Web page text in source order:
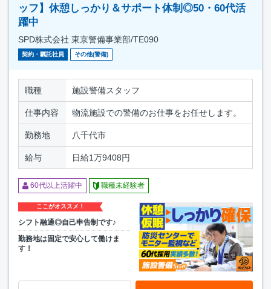
ッフ】休憩しっかり＆サポート体制◎50・60代活
躍中
SPD株式会社 東京警備事業部/TE090
契約・嘱託社員 その他(警備)
職種 施設警備スタッフ
仕事内容 物流施設での警備のお仕事をお任せします。
勤務地 八千代市
給与 日給1万9408円
60代以上活躍中 職種未経験者
ここがオススメ！
シフト融通◎自己申告制です♪
勤務地は固定で安心して働けま
す！